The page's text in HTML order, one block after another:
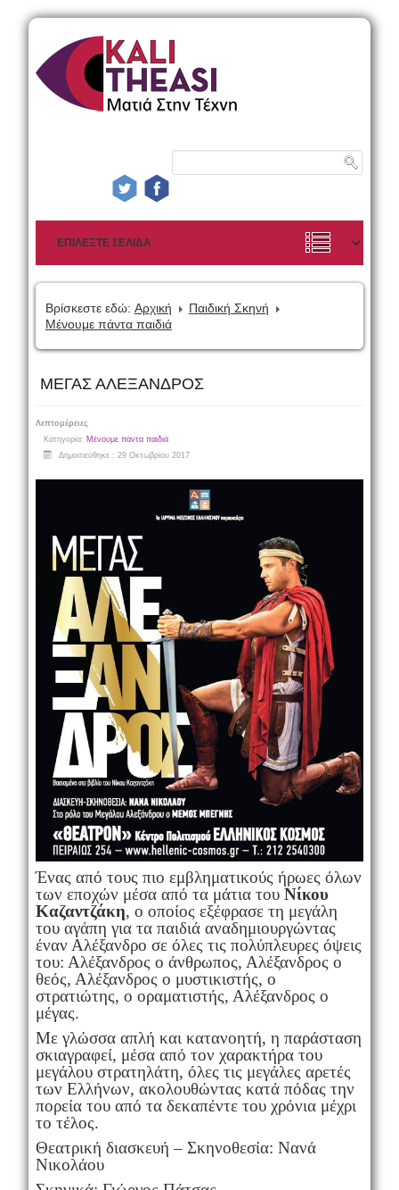
Βρίσκεστε εδώ: Αρχική
Παιδική Σκηνή
Μένουμε πάντα παιδιά
ΜΕΓΑΣ ΑΛΕΞΑΝΔΡΟΣ
Λεπτομέρειες
Κατηγορία: Μένουμε πάντα παιδιά
Δημοσιεύθηκε : 29 Οκτωβρίου 2017
Ένας από τους πιο εμβληματικούς ήρωες όλων
των εποχών μέσα από τα μάτια του Νίκου
Καζαντζάκη, ο οποίος εξέφρασε τη μεγάλη
του αγάπη για τα παιδιά αναδημιουργώντας
έναν Αλέξανδρο σε όλες τις πολύπλευρες όψεις
του: Αλέξανδρος ο άνθρωπος, Αλέξανδρος ο
θεός, Αλέξανδρος ο μυστικιστής, ο
στρατιώτης, ο οραματιστής, Αλέξανδρος ο
μέγας.
Με γλώσσα απλή και κατανοητή, η παράσταση
σκιαγραφεί, μέσα από τον χαρακτήρα του
μεγάλου στρατηλάτη, όλες τις μεγάλες αρετές
των Ελλήνων, ακολουθώντας κατά πόδας την
πορεία του από τα δεκαπέντε του χρόνια μέχρι
το τέλος.
Θεατρική διασκευή – Σκηνοθεσία: Νανά
Νικολάου